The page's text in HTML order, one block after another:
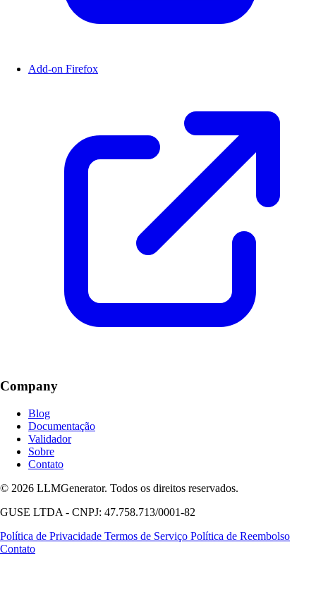
Add-on Firefox
Company
Blog
Documentação
Validador
Sobre
Contato
© 2026 LLMGenerator. Todos os direitos reservados.
GUSE LTDA - CNPJ: 47.758.713/0001-82
Política de Privacidade Termos de Serviço Política de Reembolso
Contato